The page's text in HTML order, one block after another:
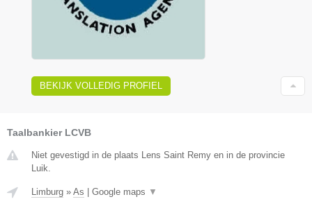
BEKIJK VOLLEDIG PROFIEL
Taalbankier LCVB
Niet gevestigd in de plaats Lens Saint Remy en in de provincie
Luik.
Limburg » As Google maps ▼